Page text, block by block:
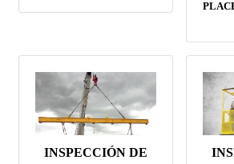
INSPECCIÓN DE